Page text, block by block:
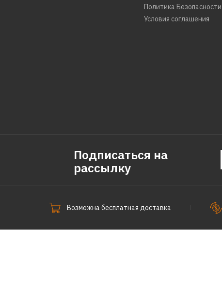
Политика Безопасности
Условия соглашения
Подписаться на
рассылку
Возможна бесплатная доставка